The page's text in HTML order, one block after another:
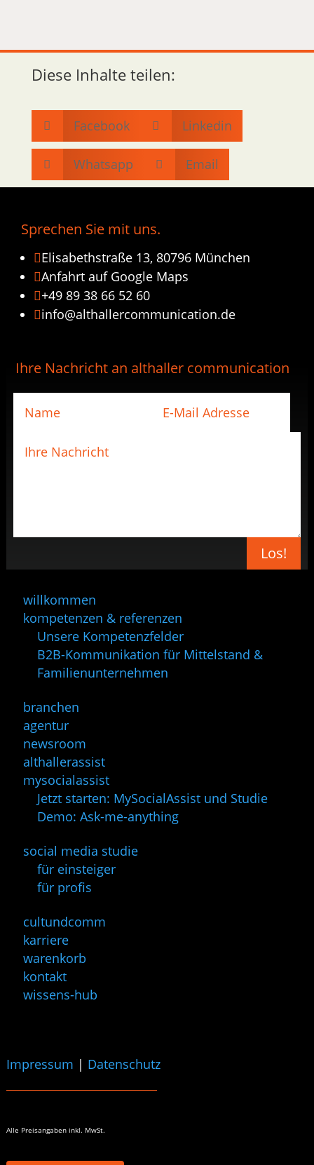
Diese Inhalte teilen:
 Facebook  Linkedin
 Whatsapp  Email
Sprechen Sie mit uns.
Elisabethstraße 13, 80796 München
Anfahrt auf Google Maps
+49 89 38 66 52 60
info@althallercommunication.de
Ihre Nachricht an althaller communication
Los!
willkommen
kompetenzen & referenzen
Unsere Kompetenzfelder
B2B-Kommunikation für Mittelstand &
Familienunternehmen
branchen
agentur
newsroom
althallerassist
mysocialassist
Jetzt starten: MySocialAssist und Studie
Demo: Ask-me-anything
social media studie
für einsteiger
für profis
cultundcomm
karriere
warenkorb
kontakt
wissens-hub
Impressum | Datenschutz
Alle Preisangaben inkl. MwSt.